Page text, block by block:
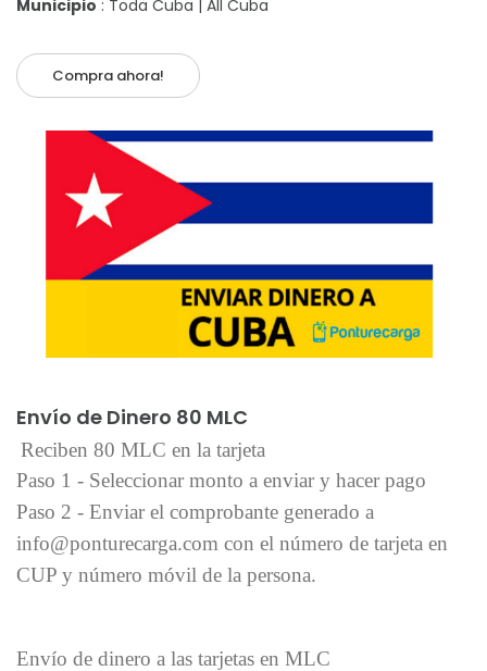
Municipio : Toda Cuba | All Cuba
Compra ahora!
Envío de Dinero 80 MLC
Reciben 80 MLC en la tarjeta
Paso 1 - Seleccionar monto a enviar y hacer pago
Paso 2 - Enviar el comprobante generado a
info@ponturecarga.com con el número de tarjeta en
CUP y número móvil de la persona.
Envío de dinero a las tarjetas en MLC